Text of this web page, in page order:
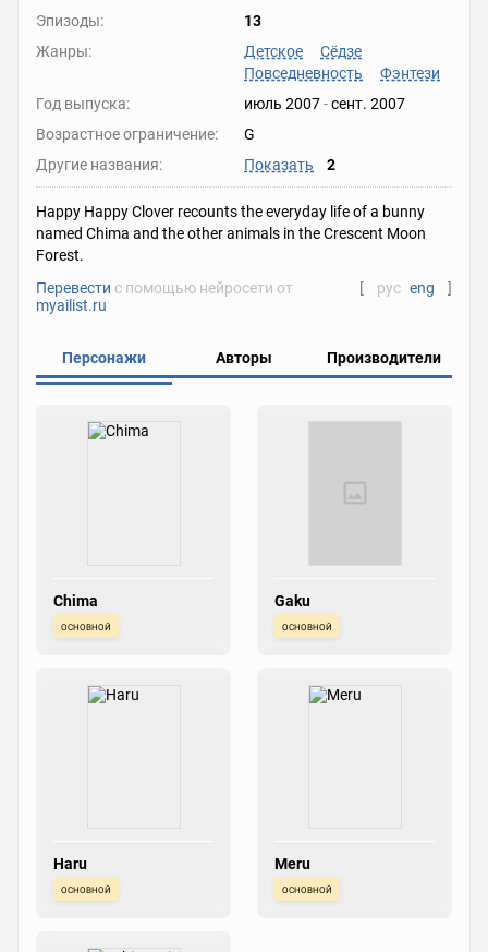
Эпизоды:
13
Жанры:
Детское
Сёдзе
Повседневность
Фэнтези
Год выпуска:
июль 2007-сент. 2007
Возрастное ограничение:
G
Другие названия:
Показать 2
Happy Happy Clover recounts the everyday life of a bunny
named Chima and the other animals in the Crescent Moon
Forest.
Перевести с помощью нейросети от
myailist.ru
[ рус eng ]
Персонажи Авторы Производители
Chima
основной
Gaku
основной
Haru
основной
Meru
основной